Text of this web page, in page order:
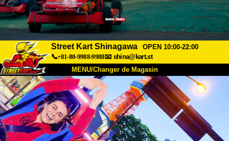
Street Kart Shinagawa
OPEN 10:00-22:00
📞+81-80-9988-9988📧 shina@kart.st
MENU/Changer de Magasin
ACCUEIL
À Propos Caractéristiques Tarifs
Accès Avis FAQ